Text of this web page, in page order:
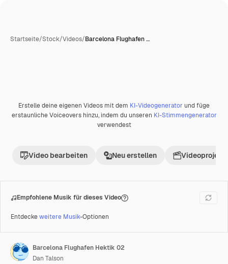
Startseite/Stock/Videos/Barcelona Flughafen …
Premium
Erstelle deine eigenen Videos mit dem KI-Videogenerator und füge
erstaunliche Voiceovers hinzu, indem du unseren KI-Stimmengenerator
verwendest
Video bearbeiten Neu erstellen Videoprojekt
Empfohlene Musik für dieses Video
Entdeckeweitere Musik-Optionen
Barcelona Flughafen Hektik 02
Dan Talson